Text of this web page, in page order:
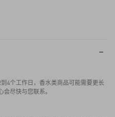
4个工作日，香水类商品可能需要更长
尽快与您联系。